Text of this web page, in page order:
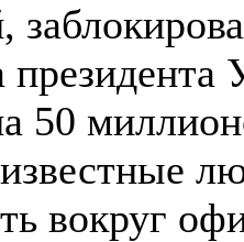
президента
50
вокруг